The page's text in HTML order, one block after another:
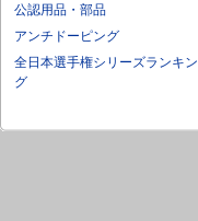
公認用品・部品
アンチドーピング
全日本選手権シリーズランキン
グ